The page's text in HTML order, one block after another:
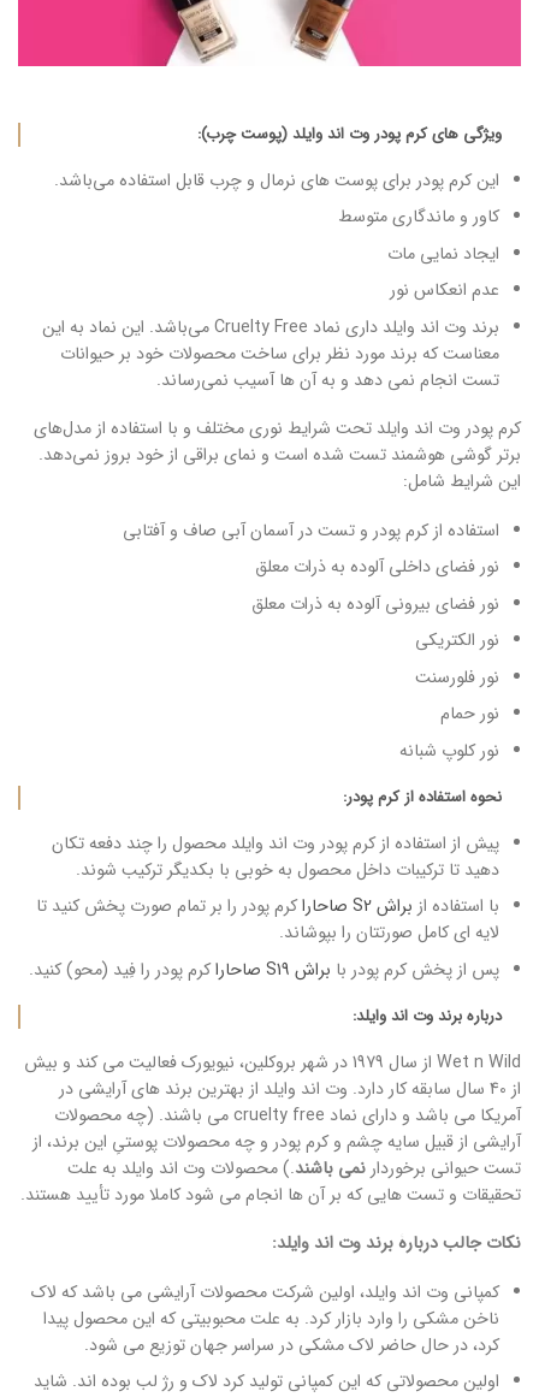
ویژگی های کرم‌ پودر وت اند وایلد (پوست چرب):
این کرم‌ پودر برای پوست های نرمال و چرب قابل استفاده می‌باشد.
کاور و ماندگاری متوسط
ایجاد نمایی مات
عدم انعکاس نور
برند وت اند وایلد داری نماد Cruelty Free می‌باشد. این نماد به این
معناست که برند مورد نظر برای ساخت محصولات خود بر حیوانات
تست انجام نمی دهد و به آن ها آسیب نمی‌رساند.
کرم‌ پودر وت اند وایلد تحت شرایط نوری مختلف و با استفاده از مدل‌های
برتر گوشی هوشمند تست شده است و نمای براقی از خود بروز نمی‌دهد.
این شرایط شامل:
استفاده از کرم پودر و تست در آسمان آبی صاف و آفتابی
نور فضای داخلی آلوده به ذرات معلق
نور فضای بیرونی آلوده به ذرات معلق
نور الکتریکی
نور فلورسنت
نور حمام
نور کلوپ شبانه
نحوه استفاده از کرم پودر:
پیش از استفاده از کرم‌ پودر وت اند وایلد محصول را چند دفعه تکان
دهید تا ترکیبات داخل محصول به خوبی با بکدیگر ترکیب شوند.
با استفاده از براش S2 صاحارا
کرم پودر را بر تمام صورت پخش کنید تا
لایه ای کامل صورتتان را بپوشاند.
پس از پخش کرم پودر با براش S19 صاحارا کرم پودر را فِید (محو) کنید.
درباره برند وت اند وایلد:
Wet n Wild از سال 1979 در شهر بروکلین، نیویورک فعالیت می کند و بیش
از 40 سال سابقه کار دارد. وت اند وایلد از بهترین برند های آرایشی در
آمریکا می باشد و دارای نماد cruelty free می باشند. (چه محصولات
آرایشی از قبیل سایه چشم و کرم پودر و چه محصولات پوستیِ این برند، از
تست حیوانی برخوردار نمی باشند.) محصولات وت اند وایلد به علت
تحقیقات و تست هایی که بر آن ها انجام می شود کاملا مورد تأیید هستند.
نکات جالب دربارۀ برند وت اند وایلد:
کمپانی وت اند وایلد، اولین شرکت محصولات آرایشی می باشد که لاک
ناخن مشکی را وارد بازار کرد. به علت محبوبیتی که این محصول پیدا
کرد، در حال حاضر لاک مشکی در سراسر جهان توزیع می شود.
اولین محصولاتی که این کمپانی تولید کرد لاک و رژ لب بوده اند. شاید